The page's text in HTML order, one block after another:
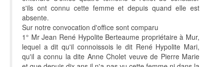
s'ils ont connu cette femme et depuis quand elle est
absente.
Sur notre convocation d'office sont comparu
1° Mr Jean René Hypolite Berteaume propriétaire à Mur,
lequel a dit qu'il connoissois le dit René Hypolite Mari,
qu'il a connu la dite Anne Cholet veuve de Pierre Marie